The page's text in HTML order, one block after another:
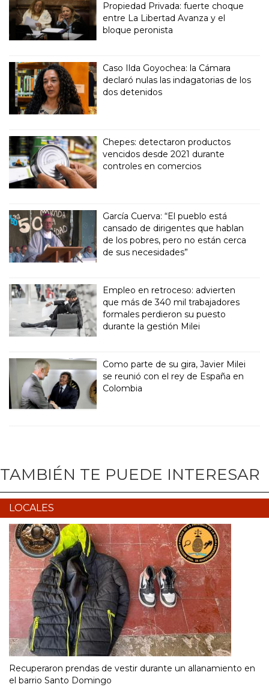
Propiedad Privada: fuerte choque
entre La Libertad Avanza y el
bloque peronista
Caso Ilda Goyochea: la Cámara
declaró nulas las indagatorias de los
dos detenidos
Chepes: detectaron productos
vencidos desde 2021 durante
controles en comercios
García Cuerva: “El pueblo está
cansado de dirigentes que hablan
de los pobres, pero no están cerca
de sus necesidades”
Empleo en retroceso: advierten
que más de 340 mil trabajadores
formales perdieron su puesto
durante la gestión Milei
Como parte de su gira, Javier Milei
se reunió con el rey de España en
Colombia
TAMBIÉN TE PUEDE INTERESAR
LOCALES
Recuperaron prendas de vestir durante un allanamiento en
el barrio Santo Domingo